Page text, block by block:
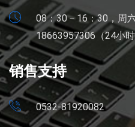
08：30－16：30，周
18663957306（24小时
销售支持
0532-81920082